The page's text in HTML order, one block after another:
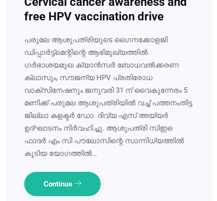
free HPV vaccination drive
പരുമല ആശുപത്രിയുടെ ഗൈനക്കോളജി
ഡിപ്പാർട്ട്മെന്റിന്റെ ആഭിമുഖ്യത്തിൽ
ഗർഭാശയമുഖ ക്യാൻസർ ബോധവൽക്കരണ
ക്ലാസും, സൗജന്യ HPV പ്രതിരോധ
വാക്സിനേഷനും ജനുവരി 31 ന് വൈകുന്നേരം 5
മണിക്ക് പരുമല ആശുപത്രിയിൽ വച്ച് പത്തനംതിട്ട
ജില്ലാ കളക്ടർ ഡോ. ദിവ്യ എസ് അയ്യർ
ഉദ്ഘാടനം നിർവഹിച്ചു. ആശുപത്രി സിഇഒ
ഫാദർ എം സി പൗലോസിന്റെ സാന്നിധ്യത്തിൽ
കൂടിയ യോഗത്തിൽ…
Continue